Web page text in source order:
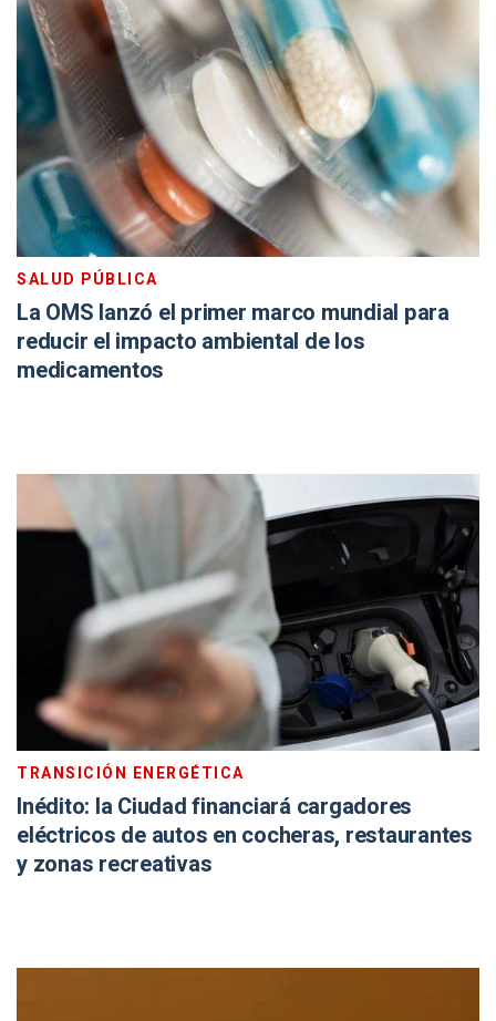
SALUD PÚBLICA
La OMS lanzó el primer marco mundial para
reducir el impacto ambiental de los
medicamentos
TRANSICIÓN ENERGÉTICA
Inédito: la Ciudad financiará cargadores
eléctricos de autos en cocheras, restaurantes
y zonas recreativas